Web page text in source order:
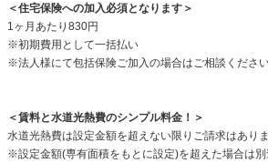
＜住宅保険への加入必須となります＞
1ヶ月あたり830円
※初期費用として一括払い
※法人様にて包括保険ご加入の場合はご相談ください
＜賃料と水道光熱費のシンプル料金！＞
水道光熱費は設定金額を超えない限りご請求はあり
※設定金額(専有面積をもとに設定)を超えた場合は